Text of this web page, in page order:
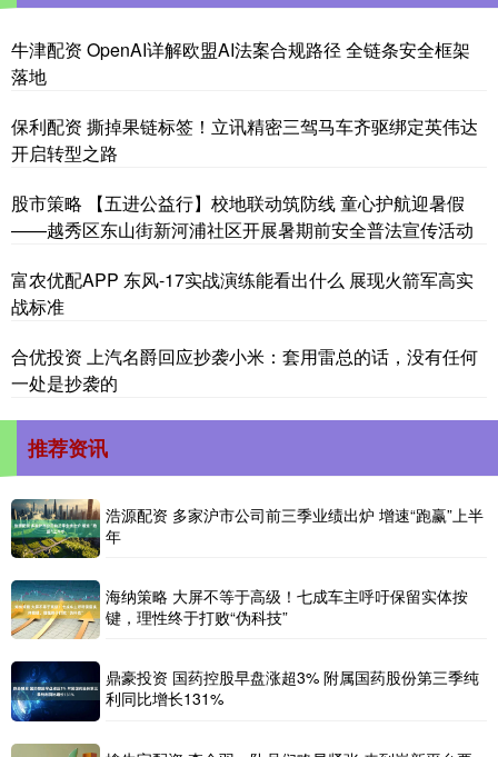
牛津配资 OpenAI详解欧盟AI法案合规路径 全链条安全框架
落地
保利配资 撕掉果链标签！立讯精密三驾马车齐驱绑定英伟达
开启转型之路
股市策略 【五进公益行】校地联动筑防线 童心护航迎暑假
——越秀区东山街新河浦社区开展暑期前安全普法宣传活动
富农优配APP 东风-17实战演练能看出什么 展现火箭军高实
战标准
合优投资 上汽名爵回应抄袭小米：套用雷总的话，没有任何
一处是抄袭的
推荐资讯
浩源配资 多家沪市公司前三季业绩出炉 增速“跑赢”上半
年
海纳策略 大屏不等于高级！七成车主呼吁保留实体按
键，理性终于打败“伪科技”
鼎豪投资 国药控股早盘涨超3% 附属国药股份第三季纯
利同比增长131%